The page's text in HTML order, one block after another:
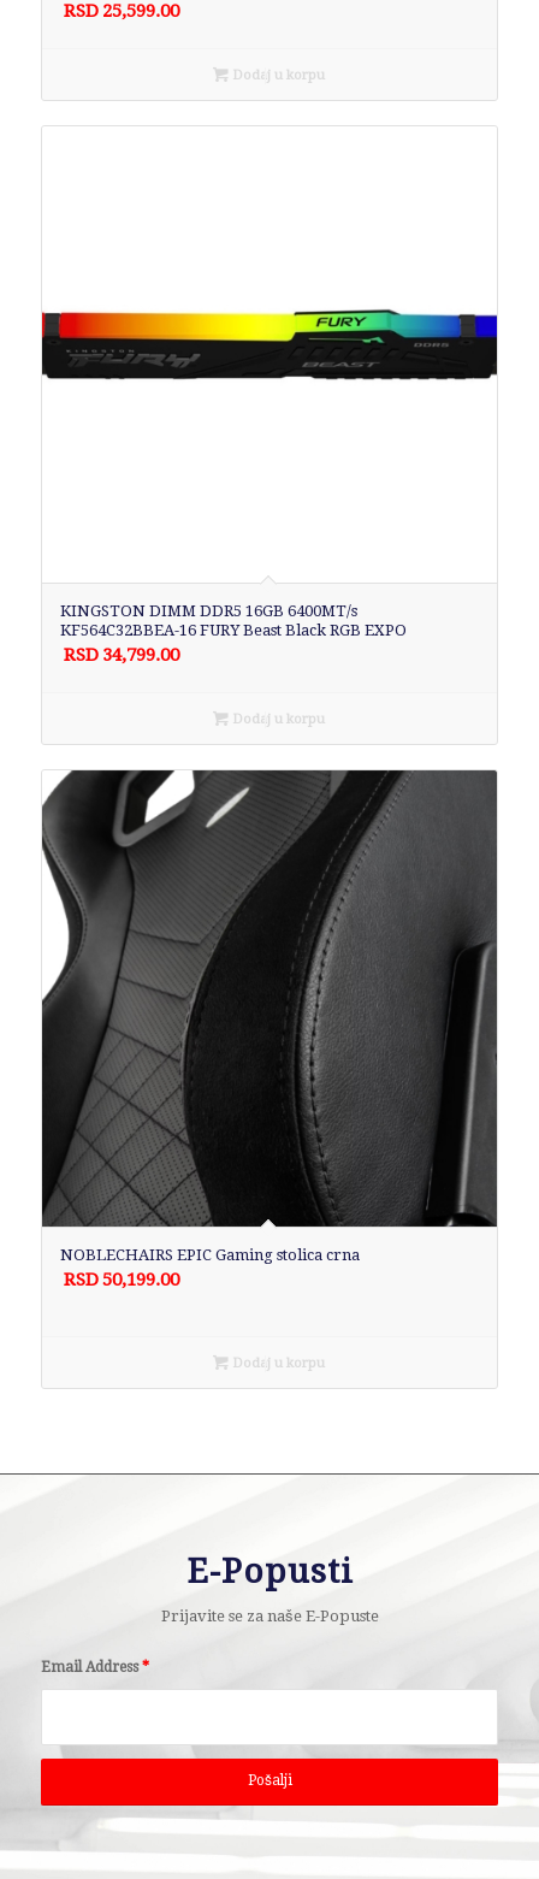
RSD 25,599.00
Dodaj u korpu
KINGSTON DIMM DDR5 16GB 6400MT/s
KF564C32BBEA-16 FURY Beast Black RGB EXPO
RSD 34,799.00
Dodaj u korpu
NOBLECHAIRS EPIC Gaming stolica crna
RSD50,199.00
Dodaj u korpu
E-Popusti
Prijavite se za naše E-Popuste
Email Address*